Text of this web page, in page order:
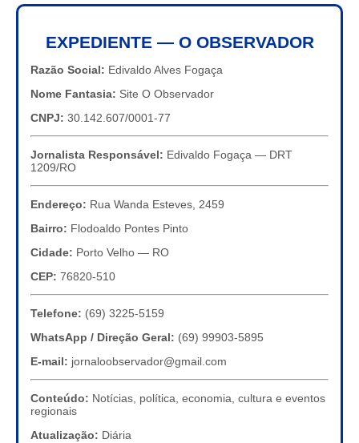
EXPEDIENTE — O OBSERVADOR
Razão Social: Edivaldo Alves Fogaça
Nome Fantasia: Site O Observador
CNPJ: 30.142.607/0001-77
Jornalista Responsável: Edivaldo Fogaça — DRT
1209/RO
Endereço: Rua Wanda Esteves, 2459
Bairro: Flodoaldo Pontes Pinto
Cidade: Porto Velho — RO
CEP: 76820-510
Telefone: (69) 3225-5159
WhatsApp / Direção Geral: (69) 99903-5895
E-mail: jornaloobservador@gmail.com
Conteúdo: Notícias, política, economia, cultura e eventos
regionais
Atualização: Diária